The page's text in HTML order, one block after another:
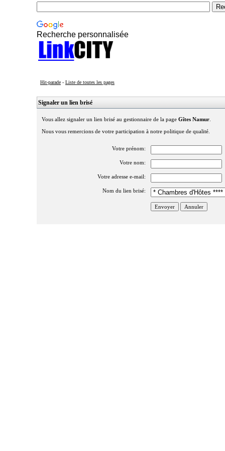
Recherche personnalisée
Hit-parade - Liste de toutes les pages
Signaler un lien brisé
Vous allez signaler un lien brisé au gestionnaire de la page Gîtes Namur
Nous vous remercions de votre participation à notre politique de qualité.
Votre prénom:
Votre nom:
Votre adresse e-mail:
Nom du lien brisé: